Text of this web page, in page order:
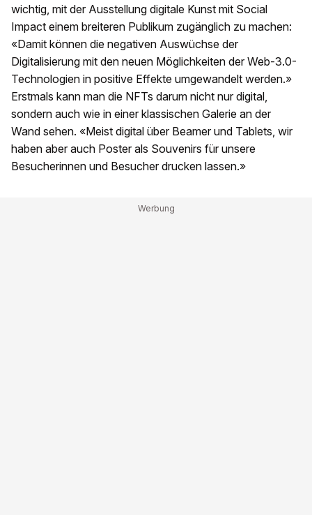
wichtig, mit der Ausstellung digitale Kunst mit Social
Impact einem breiteren Publikum zugänglich zu machen:
«Damit können die negativen Auswüchse der
Digitalisierung mit den neuen Möglichkeiten der Web-3.0-
Technologien in positive Effekte umgewandelt werden.»
Erstmals kann man die NFTs darum nicht nur digital,
sondern auch wie in einer klassischen Galerie an der
Wand sehen. «Meist digital über Beamer und Tablets, wir
haben aber auch Poster als Souvenirs für unsere
Besucherinnen und Besucher drucken lassen.»